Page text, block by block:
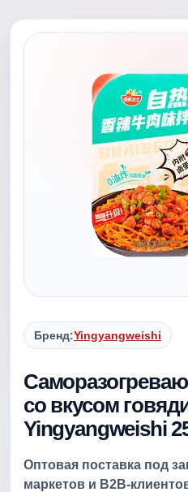
Бренд:Yingyangweishi
со вкусом
Yingyangweishi
Оптовая поставка под
маркетов и B2B-